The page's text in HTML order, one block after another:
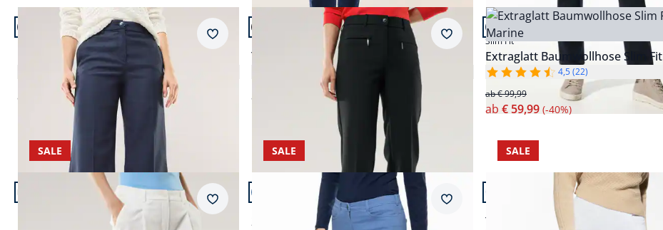
Artikel 13 von 20.
Passform Regular Fit.
Regular Fit
Marlenehose mit Struktur
4,1 (7)
ab € 139,99
Merkzettel
Artikel 14 von 20.
Passform Regular Fit.
Regular Fit
Thermo Kofferhose
4,4 (5)
ab
Merkzettel
Artikel 15 von 20.
Passform Slim Fit.
Slim Fit
Extraglatt Baumwollhose Slim Fit
4,5 (22)
ab € 99,99
ab € 59,99 (-40%)
Artikel 17 von 20.
Passform Regular Fit.
SALE
Regular Fit
Premium Marlene Cordhose
Merkzettel
Artikel 18 von 20.
Passform Regular Fit.
SALE
Regular Fit
2-in-1-Extraglatt-Thermohose
Merkzettel
Artikel 19 von 20.
Passform Regular Fit.
SALE
Regular Fit
Yoga-Schlupfjeans